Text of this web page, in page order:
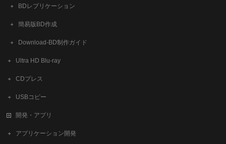
BDレプリケーション
簡易版BD作成
​Download-BD制作ガイド
Ultra HD Blu-ray
CDプレス
USBコピー
開発・アプリ
アプリケーション開発